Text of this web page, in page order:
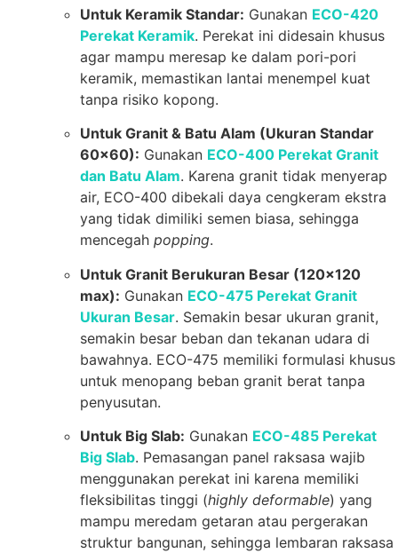
Untuk Keramik Standar: Gunakan ECO-420
Perekat Keramik. Perekat ini didesain khusus
agar mampu meresap ke dalam pori-pori
keramik, memastikan lantai menempel kuat
tanpa risiko kopong.
Untuk Granit & Batu Alam (Ukuran Standar
60×60): Gunakan ECO-400 Perekat Granit
dan Batu Alam. Karena granit tidak menyerap
air, ECO-400 dibekali daya cengkeram ekstra
yang tidak dimiliki semen biasa, sehingga
mencegah popping.
Untuk Granit Berukuran Besar (120×120
max): Gunakan ECO-475 Perekat Granit
Ukuran Besar. Semakin besar ukuran granit,
semakin besar beban dan tekanan udara di
bawahnya. ECO-475 memiliki formulasi khusus
untuk menopang beban granit berat tanpa
penyusutan.
Untuk Big Slab: Gunakan ECO-485 Perekat
Big Slab. Pemasangan panel raksasa wajib
menggunakan perekat ini karena memiliki
fleksibilitas tinggi (highly deformable) yang
mampu meredam getaran atau pergerakan
struktur bangunan, sehingga lembaran raksasa